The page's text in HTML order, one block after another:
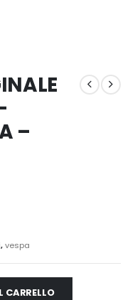
–
,vespa
CARRELLO